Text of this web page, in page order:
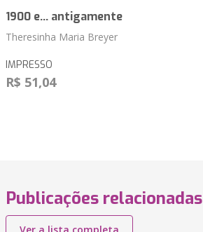
1900 e... antigamente
Theresinha Maria Breyer
IMPRESSO
R$ 51,04
Publicações relacionadas